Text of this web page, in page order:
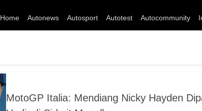
Home Autonews Autosport Autotest Autocommunity
MotoGP Italia: Mendiang Nicky Hayden